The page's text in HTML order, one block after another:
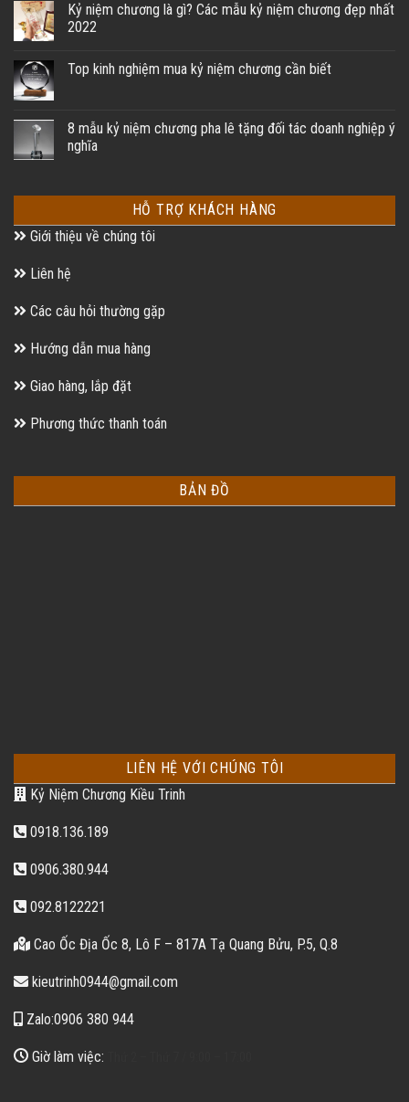
Kỷ niệm chương là gì? Các mẫu kỷ niệm chương đẹp nhất
2022
Top kinh nghiệm mua kỷ niệm chương cần biết
8 mẫu kỷ niệm chương pha lê tặng đối tác doanh nghiệp ý
nghĩa
HỖ TRỢ KHÁCH HÀNG
Giới thiệu về chúng tôi
Liên hệ
Các câu hỏi thường gặp
Hướng dẫn mua hàng
Giao hàng, lắp đặt
Phương thức thanh toán
BẢN ĐỒ
LIÊN HỆ VỚI CHÚNG TÔI
Kỷ Niệm Chương Kiều Trinh
0918.136.189
0906.380.944
092.8122221
Cao Ốc Địa Ốc 8, Lô F – 817A Tạ Quang Bửu, P.5, Q.8
kieutrinh0944@gmail.com
Zalo:0906 380 944
Giờ làm việc: